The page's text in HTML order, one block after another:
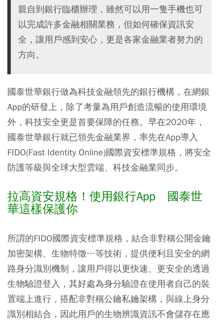
親自到銀行臨櫃辦理，雖然可以用一隻手機也可
以完成許多金融相關業務，但如何確保資訊安
全，讓用戶感到安心，更是各家金融業者努力的
方向。
國泰世華銀行做為科技金融領先的銀行機構，在網銀
App的研發上，除了考量為用戶創造流暢的使用環境
外，科技安全更是首要保障的任務。早在2020年，
國泰世華銀行就已領先金融業界，率先在App導入
FIDO(Fast Identity Online)國際資安標準規格，將安全
防護等級與全球大型雲端、科技金融業同步。
拉高資安規格！使用銀行App 國泰世
華這樣保護你
所謂的FIDO國際資安標準規格，結合非對稱公開金鑰
加密架構、生物特徵…等技術，提供便利且安全的網
路身分識別機制，讓用戶得以更快速、更安全的透過
生物驗證登入，其好處為身分驗證在使用者自己的裝
置端上進行，搭配非對稱公鑰私鑰架構，與線上身分
識別相結合，因此用戶的生物辨識資訊不會儲存在應